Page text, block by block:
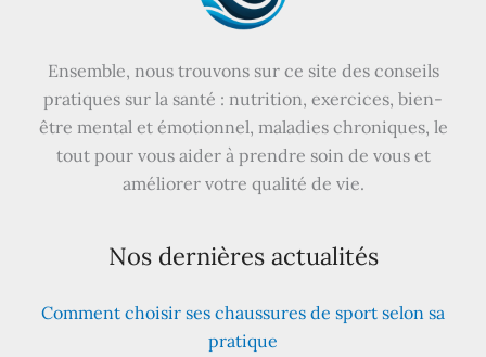
Ensemble, nous trouvons sur ce site des conseils
pratiques sur la santé : nutrition, exercices, bien-
être mental et émotionnel, maladies chroniques, le
tout pour vous aider à prendre soin de vous et
améliorer votre qualité de vie.
Nos dernières actualités
Comment choisir ses chaussures de sport selon sa
pratique